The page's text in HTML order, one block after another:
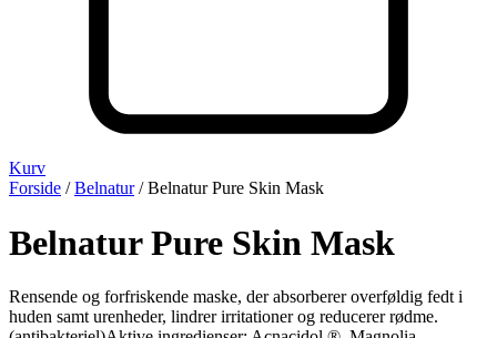
Kurv
Forside /Belnatur/ Belnatur Pure Skin Mask
Belnatur Pure Skin Mask
Rensende og forfriskende maske, der absorberer overføldig fedt i
huden samt urenheder, lindrer irritationer og reducerer rødme.